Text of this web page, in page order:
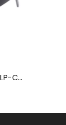
Occhiali di protezione laser LP-CHP con montatura 55